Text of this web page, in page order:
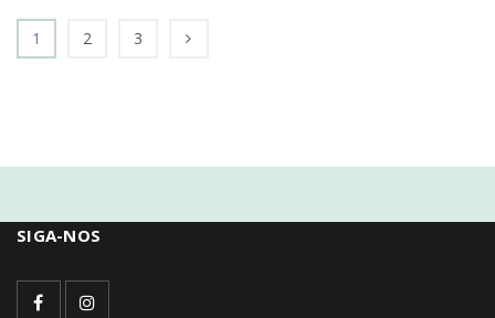
1 2 3
SIGA-NOS